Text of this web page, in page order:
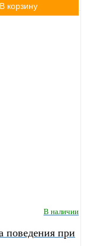
В корзину
В наличии
поведения при